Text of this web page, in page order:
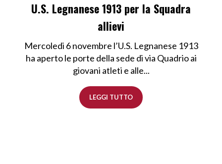
U.S. Legnanese 1913 per la Squadra
allievi
Mercoledi 6 novembre l’U.S. Legnanese 1913
ha aperto le porte della sede di via Quadrio ai
giovani atleti e alle...
LEGGI TUTTO